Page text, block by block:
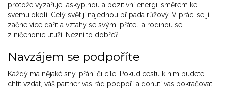
protože vyzařuje láskyplnou a pozitivní energii směrem ke
svému okolí. Celý svět jí najednou připadá růžový. V práci se jí
začne více dařit a vztahy se svými přáteli a rodinou se
z ničehonic utuží. Nezní to dobře?
Navzájem se podpoříte
Každý má nějaké sny, přání či cíle. Pokud cestu k nim budete
chtít vzdát, váš partner vás rád podpoří a donutí vás pokračovat